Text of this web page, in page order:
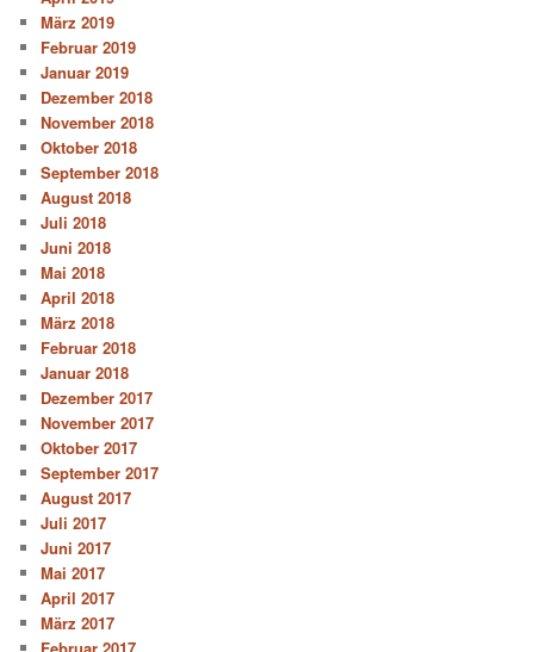
März 2019
Februar 2019
Januar 2019
Dezember 2018
November 2018
Oktober 2018
September 2018
August 2018
Juli 2018
Juni 2018
Mai 2018
April 2018
März 2018
Februar 2018
Januar 2018
Dezember 2017
November 2017
Oktober 2017
September 2017
August 2017
Juli 2017
Juni 2017
Mai 2017
April 2017
März 2017